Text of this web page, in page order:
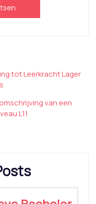
tot Leerkracht Lager
van een
L11